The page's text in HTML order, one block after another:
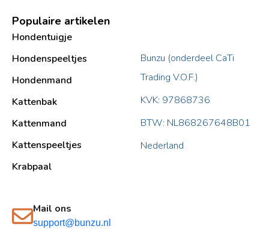
Populaire artikelen
Hondentuigje
Hondenspeeltjes
Hondenmand
Kattenbak
Kattenmand
Kattenspeeltjes
Krabpaal​
Bunzu (onderdeel CaTi
Trading V.O.F.)
KVK: 97868736
BTW: NL868267648B01
Nederland
Mail ons
support@bunzu.nl